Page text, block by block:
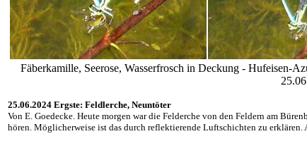
Fäberkamille, Seerose, Wasserfrosch in Deckung - Hufeisen-
25.06.2024 Ergste: Feldlerche, Neuntöter
Von E. Goedecke. Heute morgen war die Felderche von den Feldern am
hören. Möglicherweise ist das durch reflektierende Luftschichten zu erklären.